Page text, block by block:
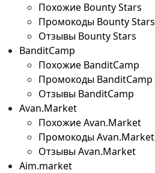
Похожие Bounty Stars
Промокоды Bounty Stars
Отзывы Bounty Stars
BanditCamp
Похожие BanditCamp
Промокоды BanditCamp
Отзывы BanditCamp
Avan.Market
Похожие Avan.Market
Промокоды Avan.Market
Отзывы Avan.Market
Aim.market